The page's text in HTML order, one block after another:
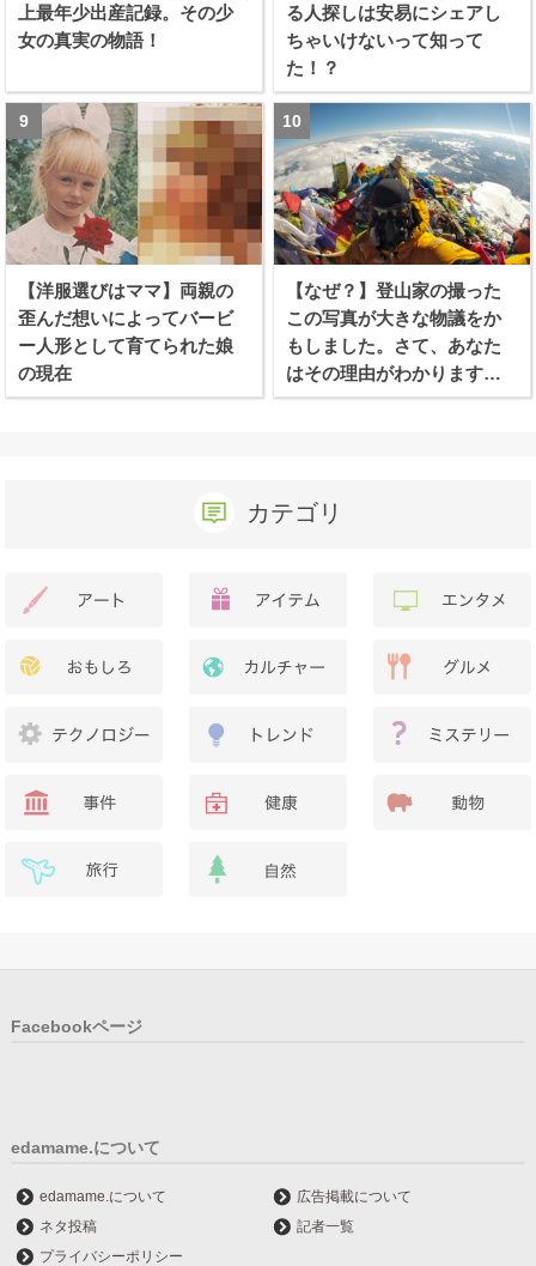
上最年少出産記録。その少
女の真実の物語！
る人探しは安易にシェアし
ちゃいけないって知って
た！？
【洋服選びはママ】両親の
歪んだ想いによってバービ
ー人形として育てられた娘
の現在
【なぜ？】登山家の撮った
この写真が大きな物議をか
もしました。さて、あなた
はその理由がわかります
か？
カテゴリ
Facebookページ
edamame.について
edamame.について
広告掲載について
ネタ投稿
記者一覧
プライバシーポリシー